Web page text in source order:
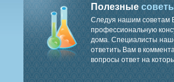
Полезные
Следуя нашим советам
профессиональную
дома. Специалисты
ответить Вам в
вопросы ответ на